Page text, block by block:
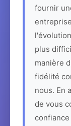
fournir
plus
manière
fidélité
nous. En
de vous